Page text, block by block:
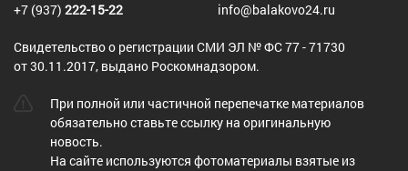
+7 (937) 222-15-22 info@balakovo24.ru
Cвидетельство о регистрации СМИ ЭЛ № ФС 77 - 71730
от 30.11.2017, выдано Роскомнадзором.
При полной или частичной перепечатке материалов
обязательно ставьте ссылку на оригинальную
новость.
На сайте используются фотоматериалы взятые из